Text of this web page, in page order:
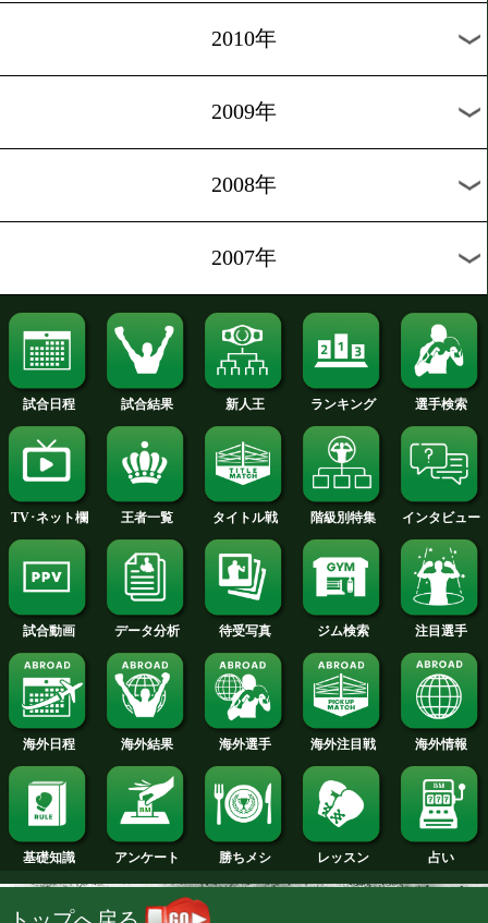
2018年
2017年
2016年
2015年
2014年
2013年
2012年
2011年
2010年